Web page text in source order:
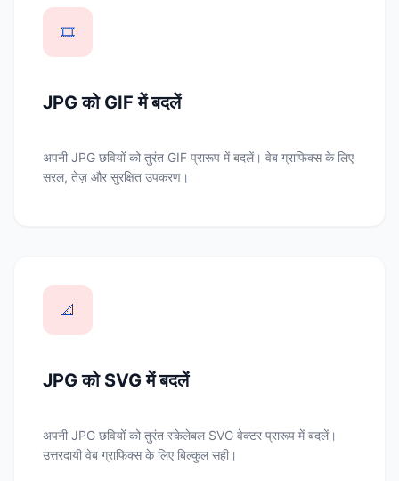
🎞️
JPG को GIF में बदलें
अपनी JPG छवियों को तुरंत GIF प्रारूप में बदलें। वेब ग्राफिक्स के लिए
सरल, तेज़ और सुरक्षित उपकरण।
📐
JPG को SVG में बदलें
अपनी JPG छवियों को तुरंत स्केलेबल SVG वेक्टर प्रारूप में बदलें।
उत्तरदायी वेब ग्राफिक्स के लिए बिल्कुल सही।